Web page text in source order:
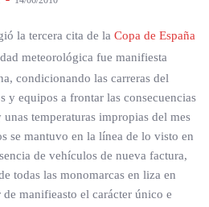
la tercera cita de la Copa de España
meteorológica fue manifiesta
condicionando las carreras del
y equipos a frontar las consecuencias
temperaturas impropias del mes
se mantuvo en la línea de lo visto en
de vehículos de nueva factura,
todas las monomarcas en liza en
manifieasto el carácter único e